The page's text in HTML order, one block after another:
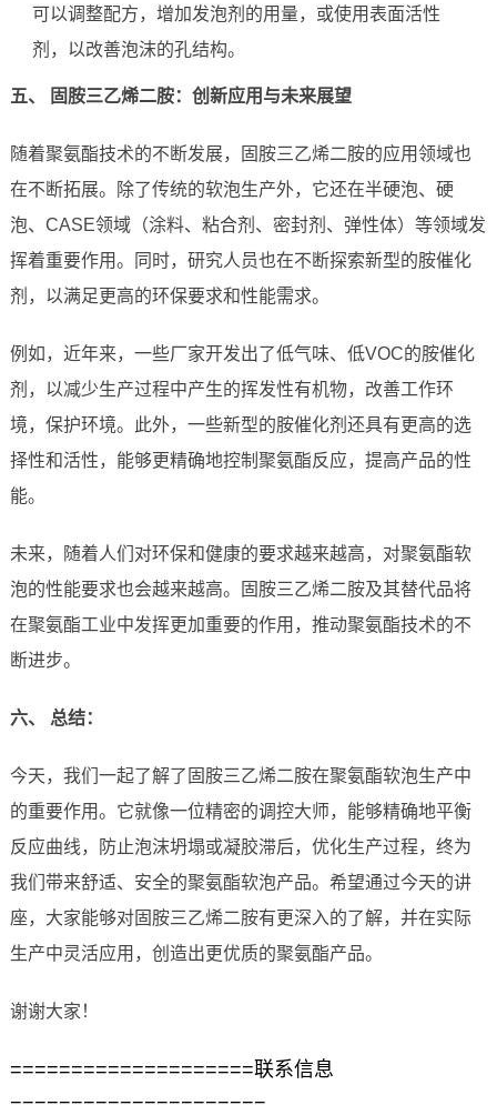
可以调整配方，增加发泡剂的用量，或使用表面活性
剂，以改善泡沫的孔结构。
五、 固胺三乙烯二胺：创新应用与未来展望
随着聚氨酯技术的不断发展，固胺三乙烯二胺的应用领域也
在不断拓展。除了传统的软泡生产外，它还在半硬泡、硬
泡、CASE领域（涂料、粘合剂、密封剂、弹性体）等领域发
挥着重要作用。同时，研究人员也在不断探索新型的胺催化
剂，以满足更高的环保要求和性能需求。
例如，近年来，一些厂家开发出了低气味、低VOC的胺催化
剂，以减少生产过程中产生的挥发性有机物，改善工作环
境，保护环境。此外，一些新型的胺催化剂还具有更高的选
择性和活性，能够更精确地控制聚氨酯反应，提高产品的性
能。
未来，随着人们对环保和健康的要求越来越高，对聚氨酯软
泡的性能要求也会越来越高。固胺三乙烯二胺及其替代品将
在聚氨酯工业中发挥更加重要的作用，推动聚氨酯技术的不
断进步。
六、 总结：
今天，我们一起了解了固胺三乙烯二胺在聚氨酯软泡生产中
的重要作用。它就像一位精密的调控大师，能够精确地平衡
反应曲线，防止泡沫坍塌或凝胶滞后，优化生产过程，终为
我们带来舒适、安全的聚氨酯软泡产品。希望通过今天的讲
座，大家能够对固胺三乙烯二胺有更深入的了解，并在实际
生产中灵活应用，创造出更优质的聚氨酯产品。
谢谢大家！
====================联系信息